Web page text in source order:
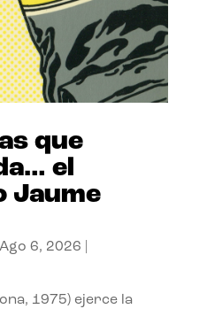
que
el
Jaume
Ago 6, 2026
1975) ejerce la